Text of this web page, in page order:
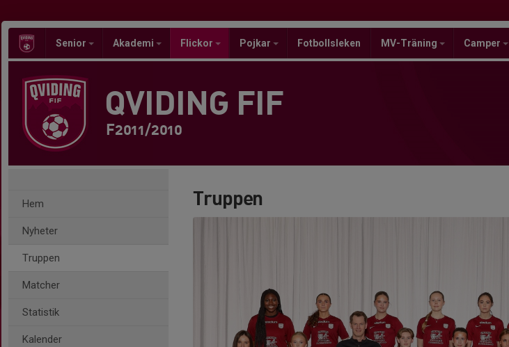
Senior Akademi Flickor Pojkar Fotbollsleken MV-Träning Camper
QVIDING FIF
F2011/2010
Hem
Nyheter
Truppen
Matcher
Statistik
Kalender
Truppen